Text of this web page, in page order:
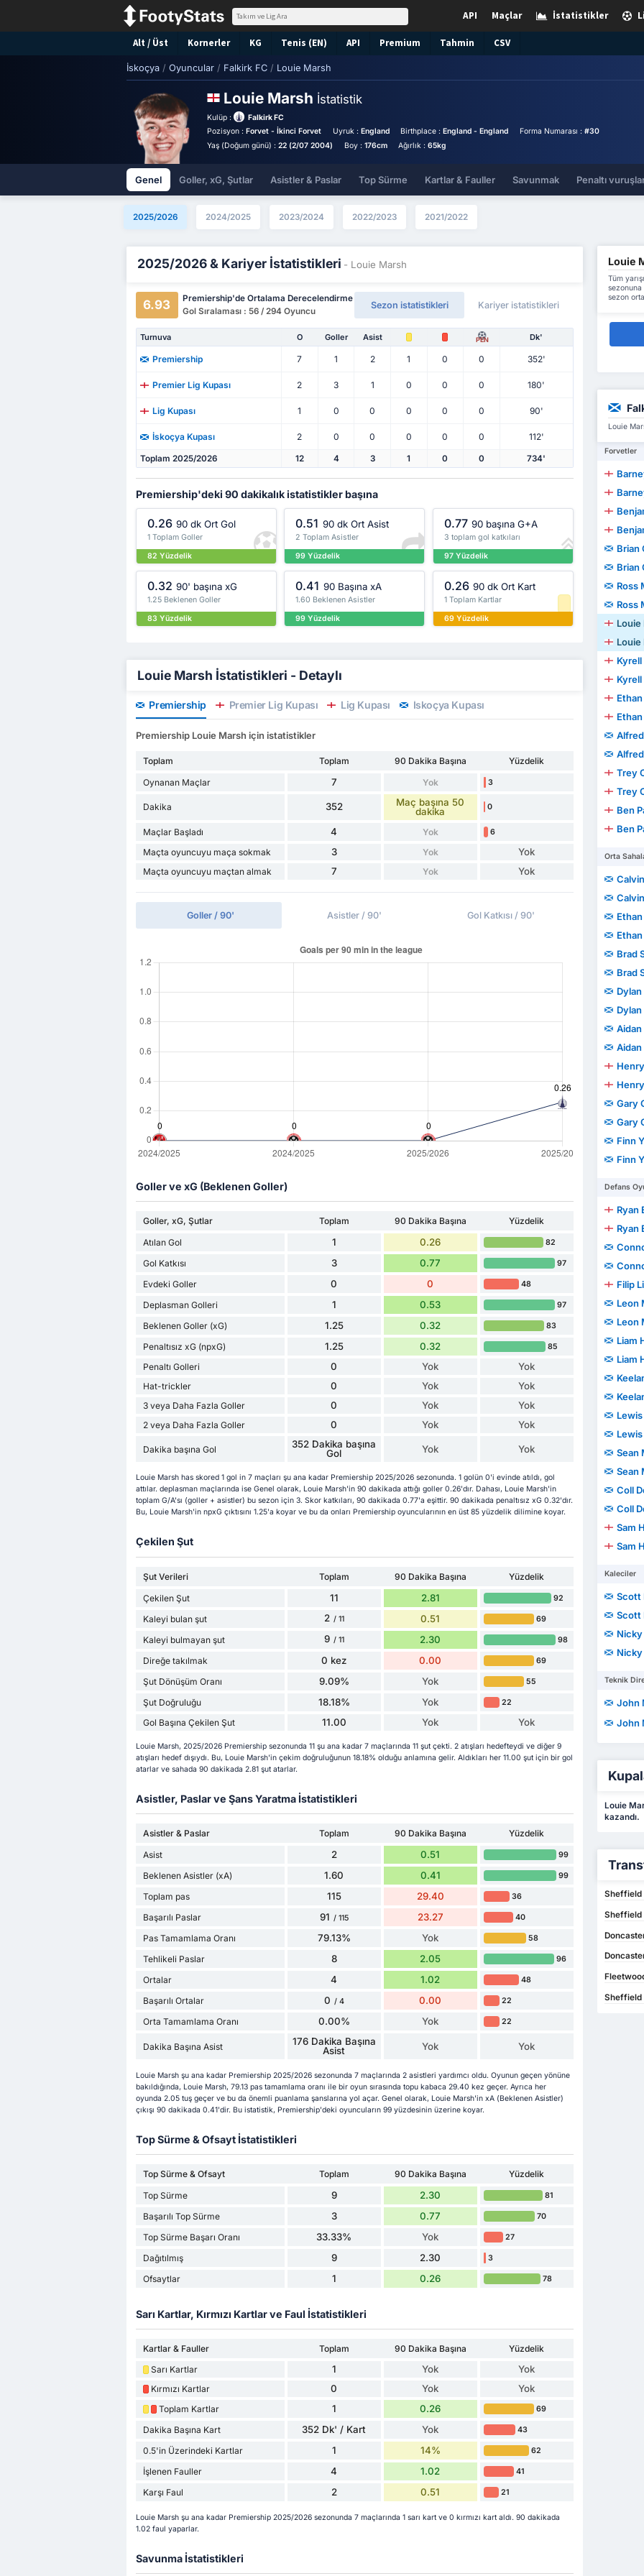
İstatistikler
Maçlar
API
Alt / Üst Kornerler KG Tenis (EN) API Premium Tahmin CSV
İskoçya / Oyuncular / Falkirk FC / Louie Marsh
Louie Marsh İstatistik
Kulüp :
Falkirk FC
Pozisyon :Forvet - İkinci Forvet Uyruk : England Birthplace :England - England Forma Numarası : #30
Yaş (Doğum günü) :22 (2/07 2004) Boy : 176cm Ağırlık :65kg
Genel Goller, xG, Şutlar Asistler & Paslar Top Sürme Kartlar & Fauller Savunmak Penaltı
2025/2026 2024/2025 2023/2024 2022/2023 2021/2022
2025/2026 & Kariyer İstatistikleri - Louie Marsh
6.93
Premiership'de Ortalama Derecelendirme
Gol Sıralaması : 56 / 294 Oyuncu
Sezon istatistikleri Kariyer istatistikleri
Turnuva O Goller Asist PEN Dk'
Premiership 7 1 2 1 0 0 352'
Premier Lig Kupası 2 3 1 0 0 0 180'
Lig Kupası 1 0 0 0 0 0 90'
İskoçya Kupası 2 0 0 0 0 0 112'
Toplam 2025/2026 12 4 3 1 0 0 734'
Premiership'deki 90 dakikalık istatistikler başına
0.26 90 dk Ort Gol
1 Toplam Goller
82 Yüzdelik
0.51 90 dk Ort Asist
2 Toplam Asistler
99 Yüzdelik
0.77 90 başına G+A
3 toplam gol katkıları
97 Yüzdelik
0.32 90' başına xG
1.25 Beklenen Goller
83 Yüzdelik
0.41 90 Başına xA
1.60 Beklenen Asistler
99 Yüzdelik
0.26 90 dk Ort Kart
1 Toplam Kartlar
69 Yüzdelik
Louie Marsh İstatistikleri - Detaylı
Premiership Premier Lig Kupası Lig Kupası İskoçya Kupası
Premiership Louie Marsh için istatistikler
Toplam Toplam 90 Dakika Başına
Yüzdelik
Oynanan Maçlar
7 Yok 3
Dakika 352
Maç başına 50
dakika
0
Maçlar Başladı 4 Yok 6
Maçta oyuncuyu maça sokmak 3 Yok Yok
Maçta oyuncuyu maçtan almak 7 Yok Yok
Goller / 90' Asistler / 90' Gol Katkısı / 90'
Goller ve xG (Beklenen Goller)
Goller, xG, Şutlar Toplam 90 Dakika Başına
Yüzdelik
Atılan Gol
1 0.26 82
Gol Katkısı 3 0.77 97
Evdeki Goller 0 0 48
Deplasman Golleri 1 0.53 97
Beklenen Goller (xG) 1.25 0.32 83
Penaltısız xG (npxG) 1.25 0.32 85
Penaltı Golleri 0 Yok Yok
Hat-trickler 0 Yok Yok
3 veya Daha Fazla Goller 0 Yok Yok
2 veya Daha Fazla Goller 0 Yok Yok
Dakika başına Gol
352 Dakika başına
Gol
Yok Yok
Louie Marsh has skored 1 gol in 7 maçları şu ana kadar Premiership 2025/2026 sezonunda. 1 golün 0'i evinde atıldı, gol
attılar. deplasman maçlarında ise Genel olarak, Louie Marsh'in 90 dakikada attığı goller 0.26'dır. Dahası, Louie Marsh'in
toplam G/A'sı (goller + asistler) bu sezon için 3. Skor katkıları, 90 dakikada 0.77'a eşittir. 90 dakikada penaltısız xG 0.32'dır.
Bu, Louie Marsh'in npxG çıktısını 1.25'a koyar ve bu da onları Premiership oyuncularının en üst 85 yüzdelik dilimine koyar.
Çekilen Şut
Şut Verileri Toplam 90 Dakika Başına
Yüzdelik
Çekilen Şut
11 2.81 92
Kaleyi bulan şut 2 / 11 0.51 69
Kaleyi bulmayan şut 9 / 11 2.30 98
Direğe takılmak 0 kez 0.00 69
Şut Dönüşüm Oranı 9.09% Yok 55
Şut Doğruluğu 18.18% Yok 22
Gol Başına Çekilen Şut 11.00 Yok Yok
Louie Marsh, 2025/2026 Premiership sezonunda 11 şu ana kadar 7 maçlarında 11 şut çekti. 2 atışları hedefteydi ve diğer 9
atışları hedef dışıydı. Bu, Louie Marsh'in çekim doğruluğunun 18.18% olduğu anlamına gelir. Aldıkları her 11.00 şut için bir gol
atarlar ve sahada 90 dakikada 2.81 şut atarlar.
Asistler, Paslar ve Şans Yaratma İstatistikleri
Asistler & Paslar Toplam 90 Dakika Başına
Yüzdelik
Asist
2 0.51 99
Beklenen Asistler (xA) 1.60 0.41 99
Toplam pas 115 29.40 36
Başarılı Paslar 91 / 115 23.27 40
Pas Tamamlama Oranı 79.13% Yok 58
Tehlikeli Paslar 8 2.05 96
Ortalar 4 1.02 48
Başarılı Ortalar 0 / 4 0.00 22
Orta Tamamlama Oranı 0.00% Yok 22
Dakika Başına Asist
176 Dakika Başına
Asist
Yok Yok
Louie Marsh şu ana kadar Premiership 2025/2026 sezonunda 7 maçlarında 2 asistleri yardımcı oldu. Oyunun geçen yönüne
bakıldığında, Louie Marsh, 79.13 pas tamamlama oranı ile bir oyun sırasında topu kabaca 29.40 kez geçer. Ayrıca her
oyunda 2.05 tuş geçer ve bu da önemli puanlama şanslarına yol açar. Genel olarak, Louie Marsh'in xA (Beklenen Asistler)
çıkışı 90 dakikada 0.41'dir. Bu istatistik, Premiership'deki oyuncuların 99 yüzdesinin üzerine koyar.
Top Sürme & Ofsayt İstatistikleri
Top Sürme & Ofsayt Toplam 90 Dakika Başına
Yüzdelik
Top Sürme
9 2.30 81
Başarılı Top Sürme 3 0.77 70
Top Sürme Başarı Oranı 33.33% Yok 27
Dağıtılmış 9 2.30 3
Ofsaytlar 1 0.26 78
Sarı Kartlar, Kırmızı Kartlar ve Faul İstatistikleri
Kartlar & Fauller Toplam 90 Dakika Başına
Yüzdelik
Sarı Kartlar
1 Yok Yok
Kırmızı Kartlar 0 Yok Yok
Toplam Kartlar 1 0.26 69
Dakika Başına Kart 352 Dk' / Kart Yok 43
0.5'in Üzerindeki Kartlar 1 14% 62
İşlenen Fauller 4 1.02 41
Karşı Faul 2 0.51 21
Louie Marsh şu ana kadar Premiership 2025/2026 sezonunda 7 maçlarında 1 sarı kart ve 0 kırmızı kart aldı. 90 dakikada
1.02 faul yaparlar.
Savunma İstatistikleri
Louie
Tüm
sezon
Louie
Forvetler
Brian
Brian
Ross
Ross
Louie
Louie
Kyrell
Kyrell
Trey
Trey
Ben
Ben
Orta
Brad
Brad
Dylan
Dylan
Gary
Gary
Finn
Finn
Defans
Ryan
Ryan
Filip
Leon
Leon
Liam
Liam
Sean
Sean
Coll
Coll
Sam
Sam
Kaleciler
Scott
Scott
Teknik
John
John
Louie
kazandı.
Sheffield
Sheffield
Sheffield